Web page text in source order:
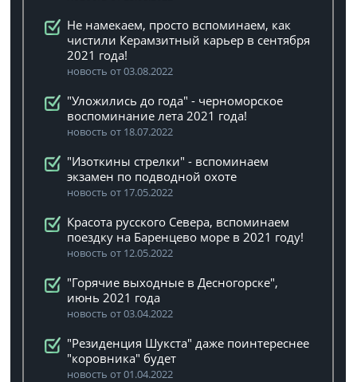
Не намекаем, просто вспоминаем, как
чистили Керамзитный карьер в сентября
2021 года!
новость от 03.08.2022
"Уложились до года" - черноморское
воспоминание лета 2021 года!
новость от 18.07.2022
"Изоткины стрелки" - вспоминаем
экзамен по подводной охоте
новость от 17.05.2022
Красота русского Севера, вспоминаем
поездку на Баренцево море в 2021 году!
новость от 12.05.2022
"Горячие выходные в Десногорске",
июнь 2021 года
новость от 03.04.2022
"Резиденция Шукста" даже поинтереснее
"коровника" будет
новость от 01.04.2022